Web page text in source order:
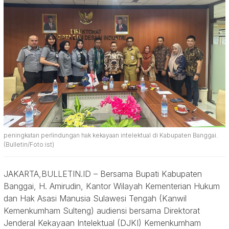
peningkatan perlindungan hak kekayaan intelektual di Kabupaten Banggai.
(Bulletin/Foto:ist)
JAKARTA,BULLETIN.ID – Bersama Bupati Kabupaten
Banggai, H. Amirudin, Kantor Wilayah Kementerian Hukum
dan Hak Asasi Manusia Sulawesi Tengah (Kanwil
Kemenkumham Sulteng) audiensi bersama Direktorat
Jenderal Kekayaan Intelektual (DJKI) Kemenkumham